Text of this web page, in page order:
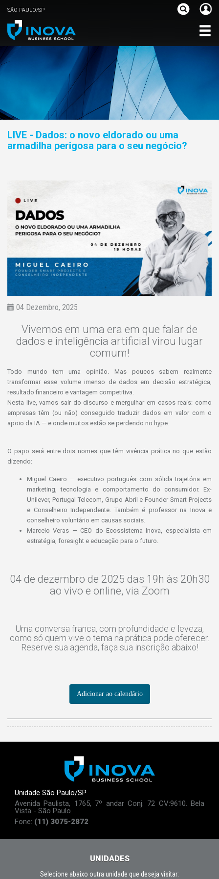
SÃO PAULO/SP
LIVE - Dados: o novo eldorado ou uma
armadilha perigosa para o seu negócio?
04 Dezembro, 2025
Vivemos em uma era em que falar de
dados e inteligência artificial virou lugar
comum!
Todo mundo tem uma opinião. Mas poucos sabem realmente
transformar esse volume imenso de dados em decisão estratégica,
resultado financeiro e vantagem competitiva.
Nesta live, vamos sair do discurso e mergulhar em casos reais: como
empresas têm (ou não) conseguido traduzir dados em valor com o
apoio da IA — e onde muitos estão se perdendo no hype.
O papo será entre dois nomes que têm vivência prática no que estão
dizendo:
Miguel Caeiro — executivo português com sólida trajetória em
marketing, tecnologia e comportamento do consumidor. Ex-
Unilever, Portugal Telecom, Grupo Abril e Founder Smart Projects
e Conselheiro Independente. Também é professor na Inova e
conselheiro voluntário em causas sociais.
Marcelo Veras — CEO do Ecossistema Inova, especialista em
estratégia, foresight e educação para o futuro.
04 de dezembro de 2025 das 19h às 20h30
ao vivo e online, via Zoom
Uma conversa franca, com profundidade e leveza,
como só quem vive o tema na prática pode oferecer.
Reserve sua agenda, faça sua inscrição abaixo!
Adicionar ao calendário
Unidade São Paulo/SP
Avenida Paulista, 1765, 7º andar Conj. 72 CV:9610. Bela
Vista - São Paulo.
Fone: (11) 3075-2872
UNIDADES
Selecione abaixo outra unidade que deseja visitar: